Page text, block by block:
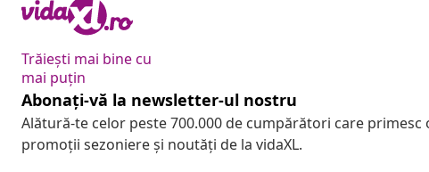
Trăiești mai bine cu
mai puțin
Abonați-vă la newsletter-ul nostru
Alătură-te celor peste 700.000 de cumpărători care primesc
promoții sezoniere și noutăți de la vidaXL.